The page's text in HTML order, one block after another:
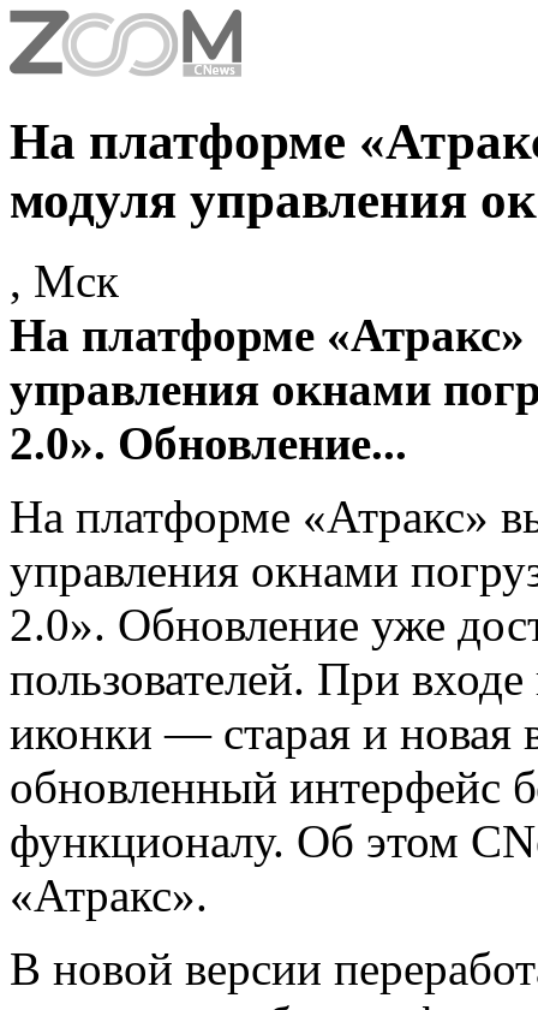
На платформе
модуля управления
, Мск
На платформе
управления окнами
2.0». Обновление...
На платформе «Атракс»
управления окнами
2.0». Обновление уже
пользователей. При
иконки — старая и новая
обновленный интерфейс
функционалу. Об этом
«Атракс».
В новой версии